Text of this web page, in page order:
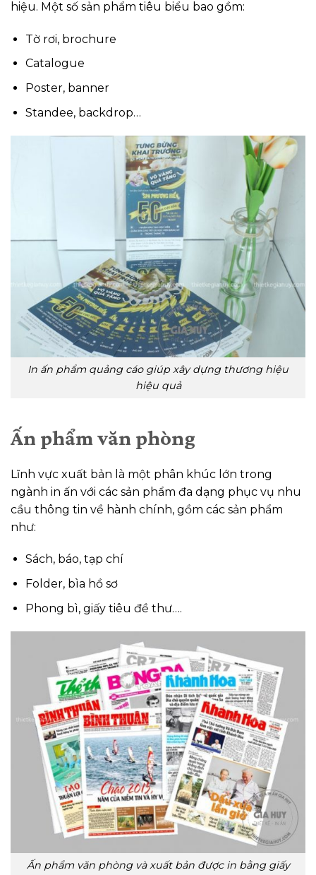
hiệu. Một số sản phẩm tiêu biểu bao gồm:
Tờ rơi, brochure
Catalogue
Poster, banner
Standee, backdrop…
In ấn phẩm quảng cáo giúp xây dựng thương hiệu
hiệu quả
Ấn phẩm văn phòng
Lĩnh vực xuất bản là một phân khúc lớn trong
ngành in ấn với các sản phẩm đa dạng phục vụ nhu
cầu thông tin về hành chính, gồm các sản phẩm
như:
Sách, báo, tạp chí
Folder, bìa hồ sơ
Phong bì, giấy tiêu đề thư….
Ấn phẩm văn phòng và xuất bản được in bằng giấy